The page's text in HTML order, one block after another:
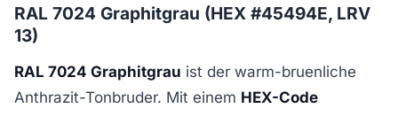
RAL 7024 Graphitgrau (HEX #45494E, LRV
13)
RAL 7024 Graphitgrau ist der warm-bruenliche
Anthrazit-Tonbruder. Mit einem HEX-Code